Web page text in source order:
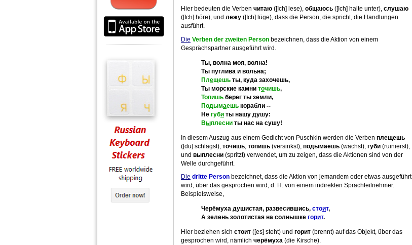
Hier bedeuten die Verben читаю ([Ich] lese), общаюсь ([Ich] halte unter), слушаю
([Ich] höre), und лежу ([Ich] lüge), dass die Person, die spricht, die Handlungen
ausführt.
Die Verben der zweiten Person bezeichnen, dass die Aktion von einem
Gesprächspartner ausgeführt wird.
Ты, волна моя, волна!
Ты пуглива и вольна;
Плещешь ты, куда захочешь,
Ты морские камни точишь,
Топишь берег ты земли,
Подымаешь корабли --
Не губи ты нашу душу:
Выплесни ты нас на сушу!
In diesem Auszug aus einem Gedicht von Puschkin werden die Verben плещешь
([du] schlägst), точишь топишь (versinkst), подымаешь (wächst), губи (ruinierst),
und выплесни (spritzt) verwendet, um zu zeigen, dass die Aktionen sind von der
Welle durchgeführt.
Die dritte Person bezeichnet, dass die Aktion von jemandem oder etwas ausgeführt
wird, über das gesprochen wird, d. H. von einem indirekten Sprachteilnehmer.
Beispielsweise,
Черёмуха душистая, развесившись, стоит,
А зелень золотистая на солнышке горит.
Hier beziehen sich стоит ([es] steht) und горит (brennt) auf das Objekt, über das
gesprochen wird, nämlich черёмуха (die Kirsche).